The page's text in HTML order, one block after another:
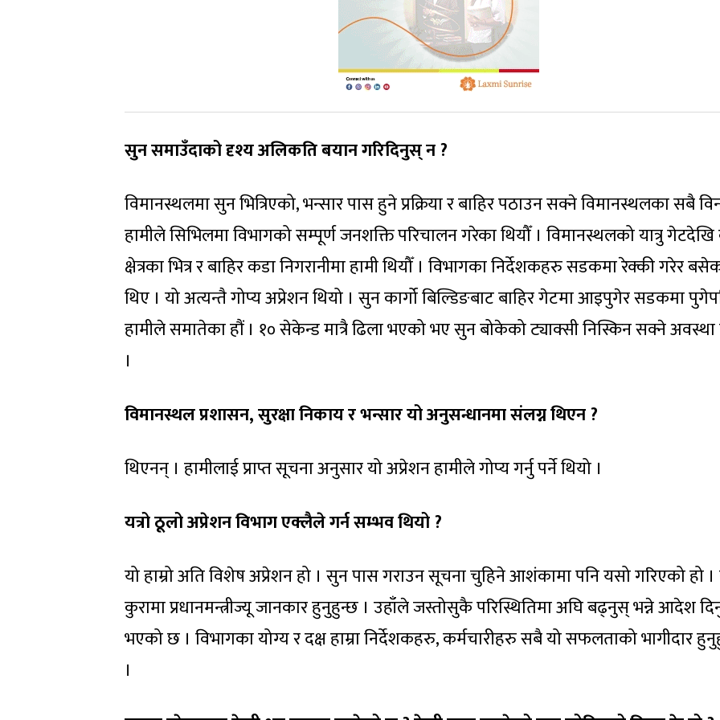
सुन समाउँदाको दृश्य अलिकति बयान गरिदिनुस् न ?
विमानस्थलमा सुन भित्रिएको, भन्सार पास हुने प्रक्रिया र बाहिर पठाउन सक्ने विमानस्थलका सबै
हामीले सिभिलमा विभागको सम्पूर्ण जनशक्ति परिचालन गरेका थियौँ । विमानस्थलको यात्रु गेटदेखि
क्षेत्रका भित्र र बाहिर कडा निगरानीमा हामी थियौँ । विभागका निर्देशकहरु सडकमा रेक्की गरेर
थिए । यो अत्यन्तै गोप्य अप्रेशन थियो । सुन कार्गो बिल्डिङबाट बाहिर गेटमा आइपुगेर सडकमा
हामीले समातेका हौं । १० सेकेन्ड मात्रै ढिला भएको भए सुन बोकेको ट्याक्सी निस्किन सक्ने अवस्था
।
विमानस्थल प्रशासन, सुरक्षा निकाय र भन्सार यो अनुसन्धानमा संलग्न थिएन ?
थिएनन् । हामीलाई प्राप्त सूचना अनुसार यो अप्रेशन हामीले गोप्य गर्नु पर्ने थियो ।
यत्रो ठूलो अप्रेशन विभाग एक्लैले गर्न सम्भव थियो ?
यो हाम्रो अति विशेष अप्रेशन हो । सुन पास गराउन सूचना चुहिने आशंकामा पनि यसो गरिएको हो ।
कुरामा प्रधानमन्त्रीज्यू जानकार हुनुहुन्छ । उहाँले जस्तोसुकै परिस्थितिमा अघि बढ्नुस् भन्ने आदेश
भएको छ । विभागका योग्य र दक्ष हाम्रा निर्देशकहरु, कर्मचारीहरु सबै यो सफलताको भागीदार
।